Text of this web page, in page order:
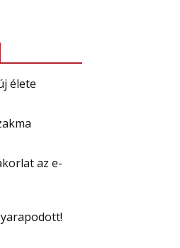
élete
az e-